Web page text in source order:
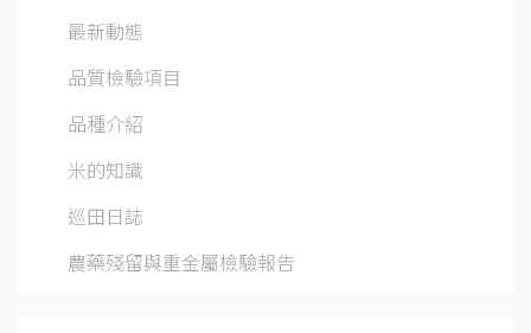
最新動態
品質檢驗項目
品種介紹
米的知識
巡田日誌
農藥殘留與重金屬檢驗報告